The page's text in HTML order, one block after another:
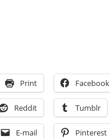
Print Facebook
Reddit Tumblr
E-mail Pinterest